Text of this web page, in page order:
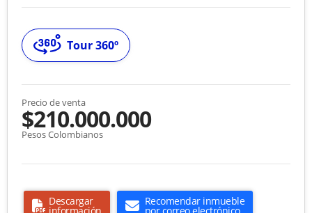
Tour 360º
Precio de venta
$210.000.000
Pesos Colombianos
Descargar Recomendar inmueble